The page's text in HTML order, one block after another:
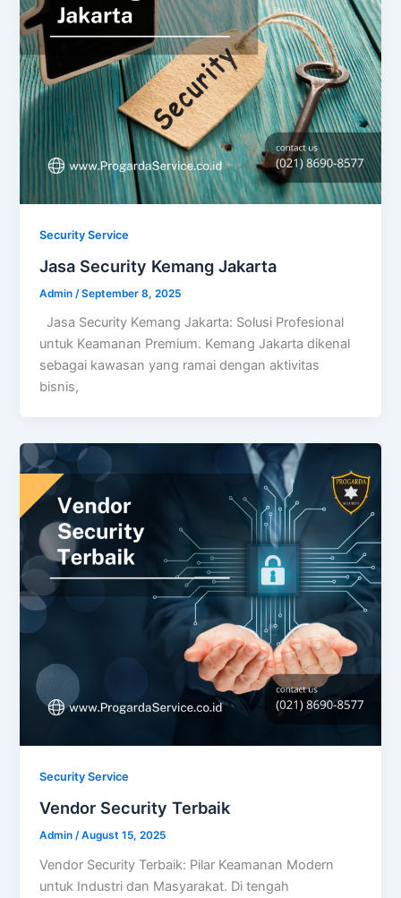
Security Service
Jasa Security Kemang Jakarta
Admin /September 8, 2025
Jasa Security Kemang Jakarta: Solusi Profesional
untuk Keamanan Premium. Kemang Jakarta dikenal
sebagai kawasan yang ramai dengan aktivitas
bisnis,
Security Service
Vendor Security Terbaik
Admin/August 15, 2025
Vendor Security Terbaik: Pilar Keamanan Modern
untuk Industri dan Masyarakat. Di tengah